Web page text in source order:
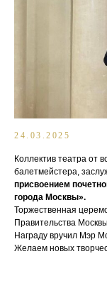
24.03.2025
Коллектив театра от
балетмейстера,
присвоением
города Москвы».
Торжественная
Правительства Москвы.
Награду вручил Мэр
Желаем новых